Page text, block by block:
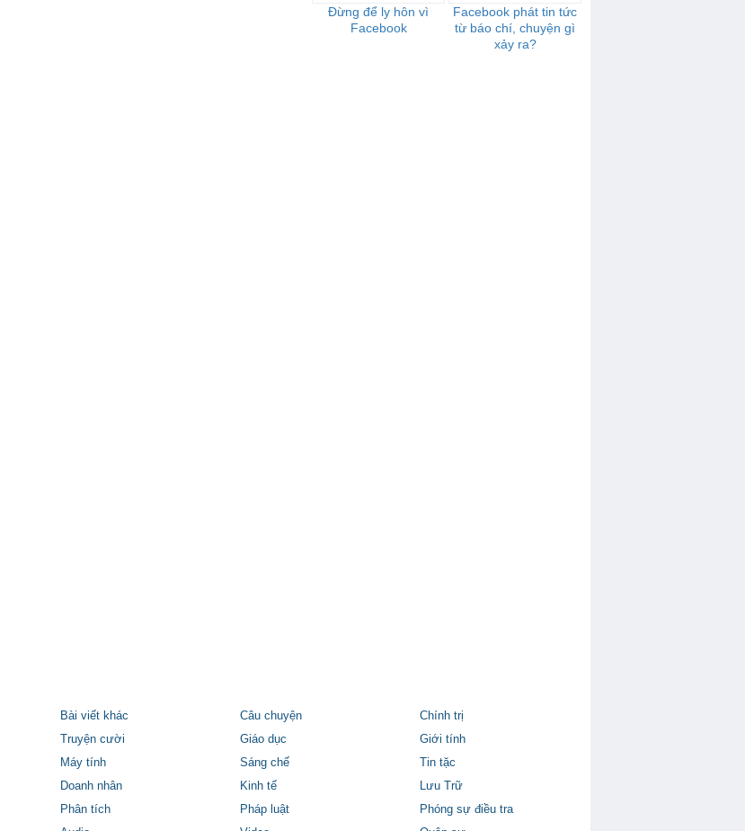
Đừng để ly hôn vì
Facebook
Facebook phát tin tức
từ báo chí, chuyện gì
xảy ra?
Bài viết khác Câu chuyện
Chính trị
Truyện cười Giáo dục
Giới tính
Máy tính Sáng chế
Tin tặc
Doanh nhân Kinh tế
Lưu Trữ
Phân tích Pháp luật
Phóng sự điều tra